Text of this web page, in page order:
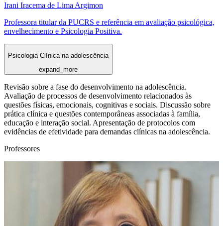
Irani Iracema de Lima Argimon
Professora titular da PUCRS e referência em avaliação psicológica,
envelhecimento e Psicologia Positiva.
Psicologia Clínica na adolescência
expand_more
Revisão sobre a fase do desenvolvimento na adolescência.
Avaliação de processos de desenvolvimento relacionados às
questões físicas, emocionais, cognitivas e sociais. Discussão sobre
prática clínica e questões contemporâneas associadas à família,
educação e interação social. Apresentação de protocolos com
evidências de efetividade para demandas clínicas na adolescência.
Professores